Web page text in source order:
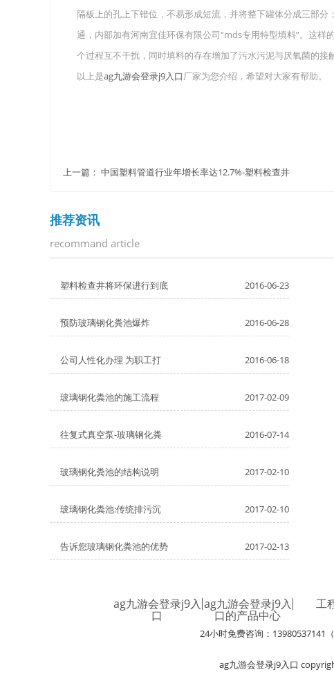
隔板上的孔上下错位，不易形成短流，并将整下罐体分成三部
通，内部加有河南宜佳环保有限公司“mds专用特型填料”。这
个过程互不干扰，同时填料的存在增加了污水污泥与厌氧菌的接
以上是ag九游会登录j9入口厂家为您介绍，希望对大家有帮助。
上一篇： 中国塑料管道行业年增长率达12.7%-塑料检查井
推荐资讯
recommand article
塑料检查井将环保进行到底 2016-06-23
预防玻璃钢化粪池爆炸 2016-06-28
公司人性化办理 为职工打 2016-06-18
玻璃钢化粪池的施工流程 2017-02-09
往复式真空泵-玻璃钢化粪 2016-07-14
玻璃钢化粪池的结构说明 2017-02-10
玻璃钢化粪池:传统排污沉 2017-02-10
告诉您玻璃钢化粪池的优势 2017-02-13
ag九游会登录j9入
口
ag九游会登录j9入
口的产品中心
工
24小时免费咨询：13980537141
ag九游会登录j9入口